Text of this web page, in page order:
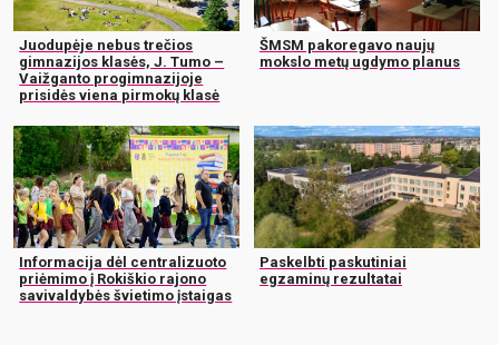
Juodupėje nebus trečios
gimnazijos klasės, J. Tumo –
Vaižganto progimnazijoje
prisidės viena pirmokų klasė
ŠMSM pakoregavo naujų
mokslo metų ugdymo planus
Informacija dėl centralizuoto
priėmimo į Rokiškio rajono
savivaldybės švietimo įstaigas
Paskelbti paskutiniai
egzaminų rezultatai